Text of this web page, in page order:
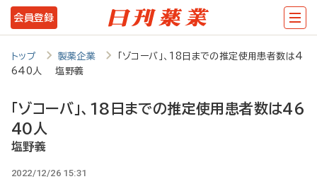
メ
イ
ン
ツ
会員登録
トップ 製薬企業
「ゾコーバ」、18日までの推定使用患者数は4
640人 塩野義
「ゾコーバ」、18日までの推定使用患者数は46
40人
塩野義
2022/12/26 15:31